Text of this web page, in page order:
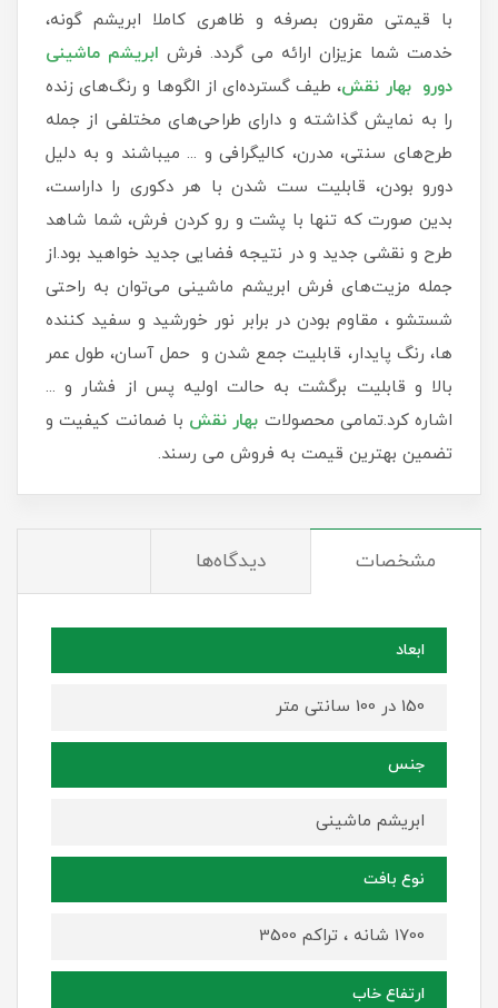
با قیمتی مقرون بصرفه و ظاهری کاملا ابریشم گونه،
خدمت شما عزیزان ارائه می گردد. فرش ابریشم ماشینی
دورو بهار نقش، طیف گسترده‌ای از الگوها و رنگ‌های زنده
را به نمایش گذاشته و دارای طراحی‌های مختلفی از جمله
طرح‌های سنتی، مدرن، کالیگرافی و ... میباشند و به دلیل
دورو بودن، قابلیت ست شدن با هر دکوری را داراست،
بدین صورت که تنها با پشت و رو کردن فرش، شما شاهد
طرح و نقشی جدید و در نتیجه فضایی جدید خواهید بود.از
جمله مزیت‌های فرش ابریشم ماشینی می‌توان به راحتی
شستشو ، مقاوم بودن در برابر نور خورشید و سفید کننده
ها، رنگ پایدار، قابلیت جمع شدن و حمل آسان، طول عمر
بالا و قابلیت برگشت به حالت اولیه پس از فشار و ...
اشاره کرد.تمامی محصولات بهار نقش با ضمانت کیفیت و
تضمین بهترین قیمت به فروش می رسند.
مشخصات دیدگاه‌ها
ابعاد
150 در 100 سانتی متر
جنس
ابریشم ماشینی
نوع بافت
1700 شانه ، تراکم 3500
ارتفاع خاب